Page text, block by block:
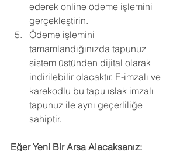
ederek online ödeme işlemini
gerçekleştirin.
Ödeme işlemini
tamamlandığınızda tapunuz
sistem üstünden dijital olarak
indirilebilir olacaktır. E-imzalı ve
karekodlu bu tapu ıslak imzalı
tapunuz ile aynı geçerliliğe
sahiptir.
Eğer Yeni Bir Arsa Alacaksanız: